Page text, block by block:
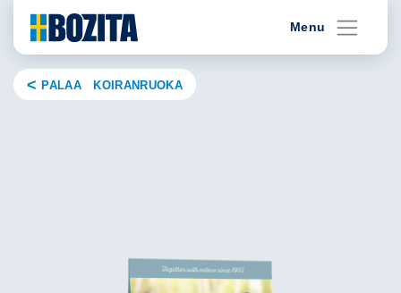
content
Menu
PALAA KOIRANRUOKA